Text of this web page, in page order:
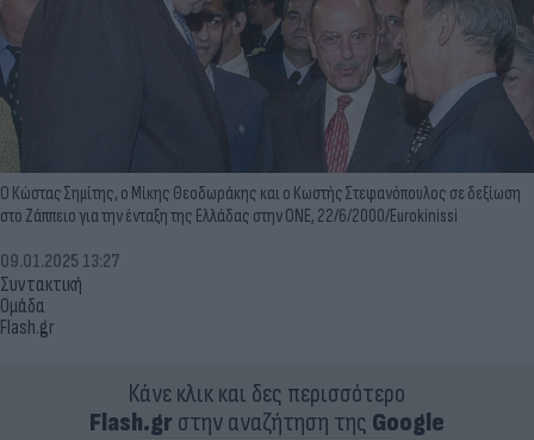
Ο Κώστας Σημίτης, ο Μίκης Θεοδωράκης και ο Κωστής Στεφανόπουλος σε δεξίωση
στο Ζάππειο για την ένταξη της Ελλάδας στην ΟΝΕ, 22/6/2000/Eurokinissi
Συντακτική
Ομάδα
Flash.gr
09.01.2025 13:27
Κάνε κλικ και δες περισσότερο
Flash.grστην αναζήτηση της Google